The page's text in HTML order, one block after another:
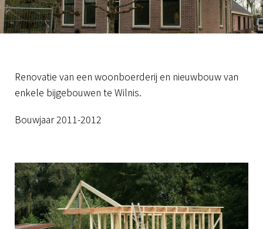
Renovatie van een woonboerderij en nieuwbouw van
enkele bijgebouwen te Wilnis.
Bouwjaar 2011-2012